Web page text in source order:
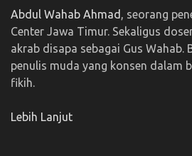
Abdul Wahab Ahmad , seorang
Center Jawa Timur. Sekaligus
akrab disapa sebagai Gus Wahab.
penulis muda yang konsen dalam
fikih.
Lebih Lanjut